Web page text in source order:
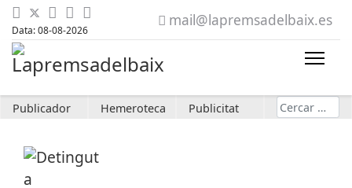
Data: 08-08-2026
mail@lapremsadelbaix.es
Publicador Hemeroteca Publicitat Cerca